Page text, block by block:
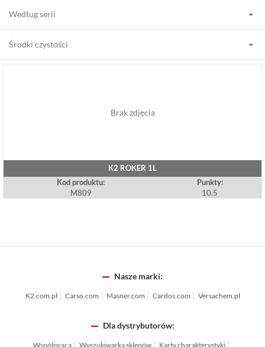
Według serii
Środki czystości
Brak zdjęcia
K2 ROKER 1L
Kod produktu:
M809
Punkty:
10.5
Nasze marki:
K2.com.pl Carso.com Masner.com Cardos.com Versachem.pl
Dla dystrybutorów:
Współpraca Wyszukiwarka sklepów Karty charakterystyki